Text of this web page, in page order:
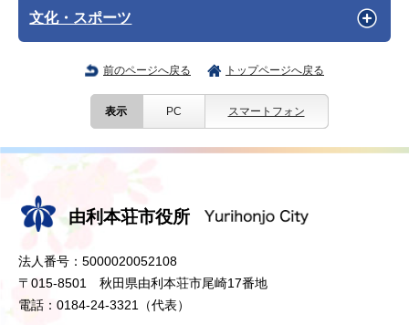
文化・スポーツ
前のページへ戻る トップページへ戻る
表示 PC スマートフォン
由利本荘市役所
法人番号：5000020052108
〒015-8501 秋田県由利本荘市尾崎17番地
電話：0184-24-3321（代表）